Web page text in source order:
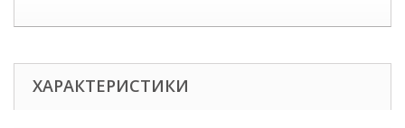
ХАРАКТЕРИСТИКИ